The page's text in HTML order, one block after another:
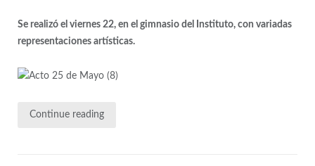
Se realizó el viernes 22, en el gimnasio del Instituto, con variadas
representaciones artísticas.
Continue reading